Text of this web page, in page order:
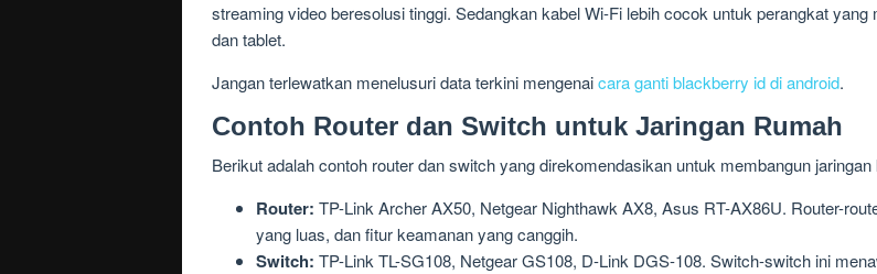
streaming video beresolusi tinggi. Sedangkan kabel Wi-Fi lebih cocok untuk perangkat
dan tablet.
Jangan terlewatkan menelusuri data terkini mengenaicara ganti blackberry id di android.
Contoh Router dan Switch untuk Jaringan Rumah
Berikut adalah contoh router dan switch yang direkomendasikan untuk membangun
Router: TP-Link Archer AX50, Netgear Nighthawk AX8, Asus RT-AX86U. Router-
yang luas, dan fitur keamanan yang canggih.
Switch: TP-Link TL-SG108, Netgear GS108, D-Link DGS-108. Switch-switch ini